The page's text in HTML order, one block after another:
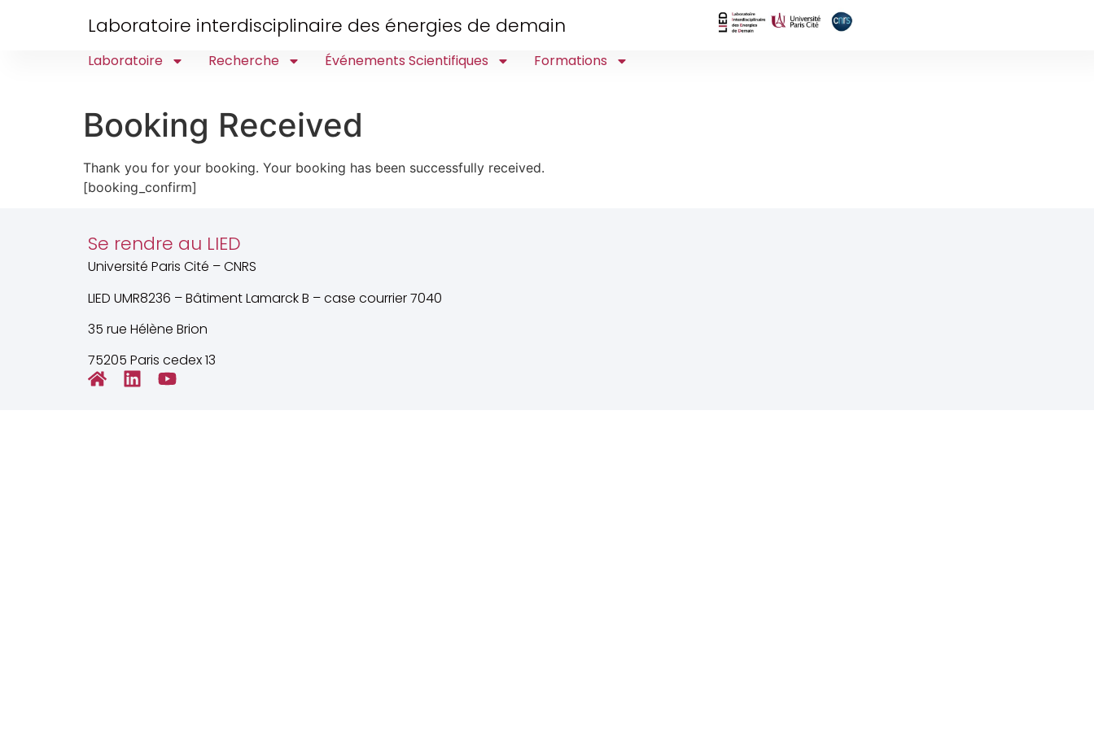
Laboratoire interdisciplinaire des énergies de demain
Laboratoire Recherche Événements Scientifiques Formations
Booking Received
Thank you for your booking. Your booking has been successfully received.
[booking_confirm]
Se rendre au LIED
Université Paris Cité – CNRS
LIED UMR8236 – Bâtiment Lamarck B – case courrier 7040
35 rue Hélène Brion
75205 Paris cedex 13